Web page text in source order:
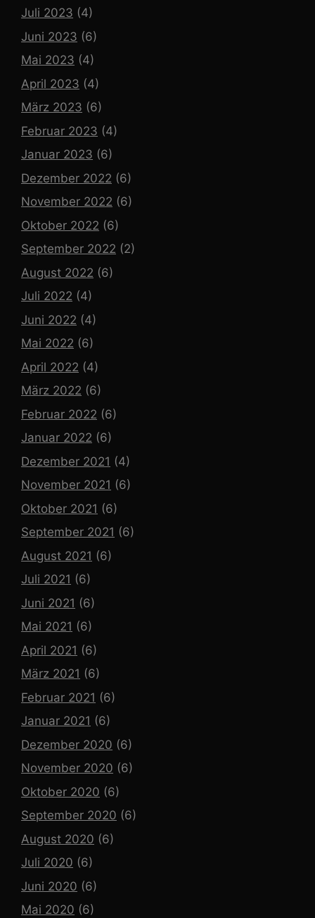
Juli 2023 (4)
Juni 2023 (6)
Mai 2023 (4)
April 2023 (4)
März 2023 (6)
Februar 2023 (4)
Januar 2023 (6)
Dezember 2022 (6)
November 2022 (6)
Oktober 2022 (6)
September 2022 (2)
August 2022 (6)
Juli 2022 (4)
Juni 2022 (4)
Mai 2022 (6)
April 2022 (4)
März 2022 (6)
Februar 2022 (6)
Januar 2022 (6)
Dezember 2021 (4)
November 2021 (6)
Oktober 2021 (6)
September 2021 (6)
August 2021 (6)
Juli 2021 (6)
Juni 2021 (6)
Mai 2021 (6)
April 2021 (6)
März 2021 (6)
Februar 2021 (6)
Januar 2021 (6)
Dezember 2020 (6)
November 2020 (6)
Oktober 2020 (6)
September 2020 (6)
August 2020 (6)
Juli 2020 (6)
Juni 2020 (6)
Mai 2020 (6)